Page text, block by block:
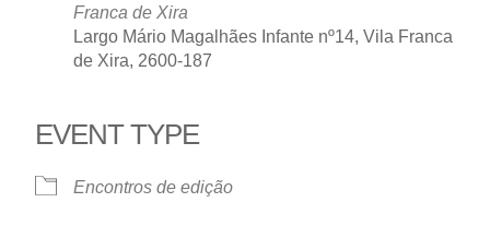
Franca de Xira
Largo Mário Magalhães Infante nº14, Vila Franca
de Xira, 2600-187
EVENT TYPE
Encontros de edição